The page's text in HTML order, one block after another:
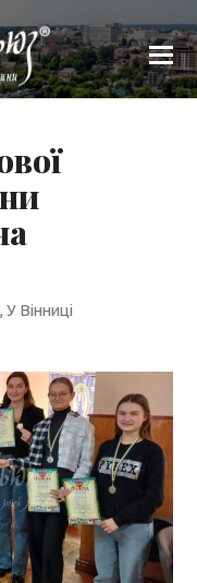
,У Вінниці